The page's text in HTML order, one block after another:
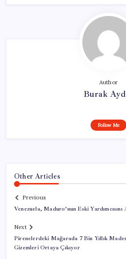
Author
Burak
Follow Me
Other Articles
Previous
Venezuela, Maduro’nun Eski
Next
Pirenelerdeki Mağarada 7 Bin Yıllık
Gizemleri Ortaya Çıkıyor